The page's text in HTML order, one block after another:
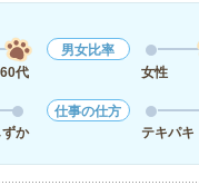
60代
男女比率
女性
ずか
仕事の仕方
テキパキ